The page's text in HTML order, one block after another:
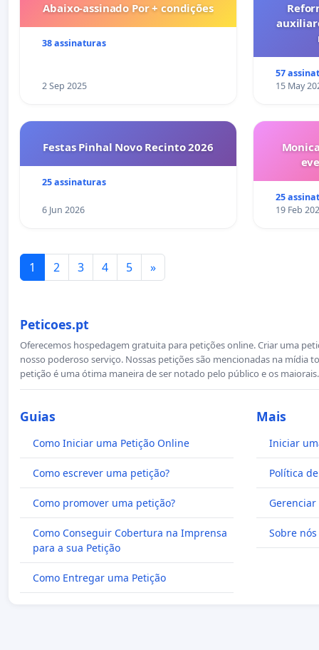
Abaixo-assinado Por + condições
38 assinaturas
2 Sep 2025
57
15 May
Festas Pinhal Novo Recinto 2026
25 assinaturas
6 Jun 2026
25
19 Feb
1 2 3 4 5 »
Peticoes.pt
Oferecemos hospedagem gratuita para petições online. Criar uma
nosso poderoso serviço. Nossas petições são mencionadas na mídia
petição é uma ótima maneira de ser notado pelo público e os maiorais.
Guias
Como Iniciar uma Petição Online
Como escrever uma petição?
Como promover uma petição?
Como Conseguir Cobertura na Imprensa
para a sua Petição
Como Entregar uma Petição
Mais
Iniciar
Política
Gerenciar
Sobre nós